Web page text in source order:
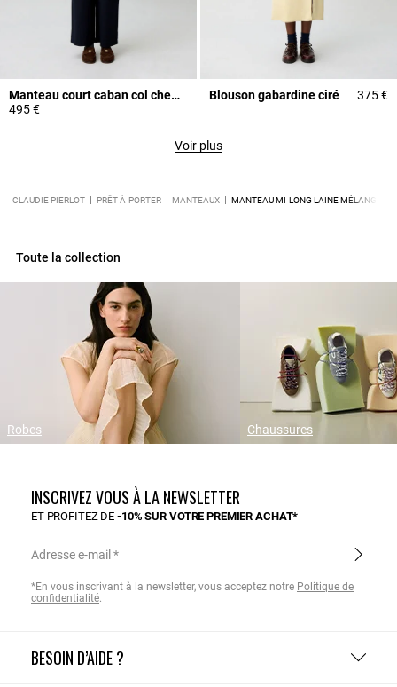
Manteau court caban col chemise
495 €
Blouson gabardine ciré 375 €
Voir plus
CLAUDIE PIERLOT PRÊT-À-PORTER MANTEAUX MANTEAU MI-LONG LAINE MÉLANGÉE
Toute la collection
Robes Chaussures
BESOIN D’AIDE ?
INSCRIVEZ VOUS À LA NEWSLETTER
ET PROFITEZ DE-10% SUR VOTRE PREMIER ACHAT*
Adresse e-mail
*En vous inscrivant à la newsletter, vous acceptez notre Politique de
confidentialité.